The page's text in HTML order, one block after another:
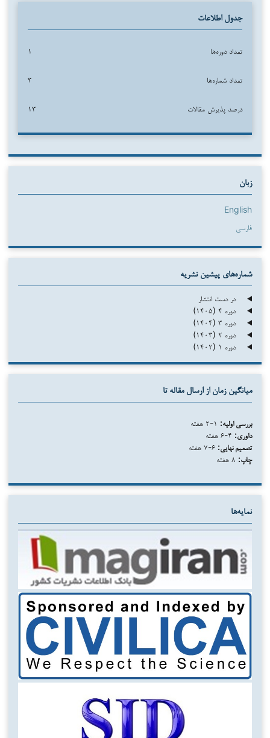
جدول اطلاعات
تعداد دوره‌ها ۱
تعداد شماره‌ها ۳
درصد پذیرش مقالات ۱۳
زبان
English
فارسی
شماره‌های پیشین نشریه
در دست انتشار
دوره ۴ (۱۴۰۵)
دوره ۳ (۱۴۰۴)
دوره ۲ (۱۴۰۳)
دوره ۱ (۱۴۰۲)
میانگین زمان از ارسال مقاله تا
بررسی اولیه:
داوری:
تصمیم نهایی:
چاپ:
نمایه‌ها